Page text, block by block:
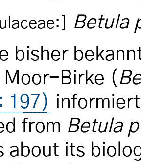
Betula
bisher
Moor-Birke (
197)
from Betula
about its